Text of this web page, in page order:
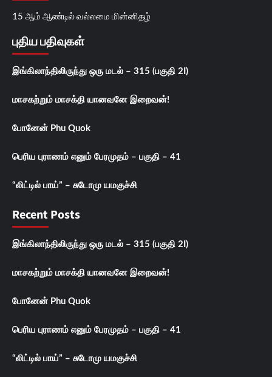
15 ஆம் ஆண்டில் வல்லமை மின்னிதழ்
புதிய பதிவுகள்
இங்கிலாந்திலிருந்து ஒரு மடல் – 315 (பகுதி 2I)
மாசகற்றும் மாசக்தி யானவனே இறைவன்!
போனேன் Phu Quok
பெரிய புராணம் எனும் பேரமுதம் – பகுதி – 41
“லிட்டில் பாய்” – சுடோமு யமகுச்சி
Recent Posts
இங்கிலாந்திலிருந்து ஒரு மடல் – 315 (பகுதி 2I)
மாசகற்றும் மாசக்தி யானவனே இறைவன்!
போனேன் Phu Quok
பெரிய புராணம் எனும் பேரமுதம் – பகுதி – 41
“லிட்டில் பாய்” – சுடோமு யமகுச்சி